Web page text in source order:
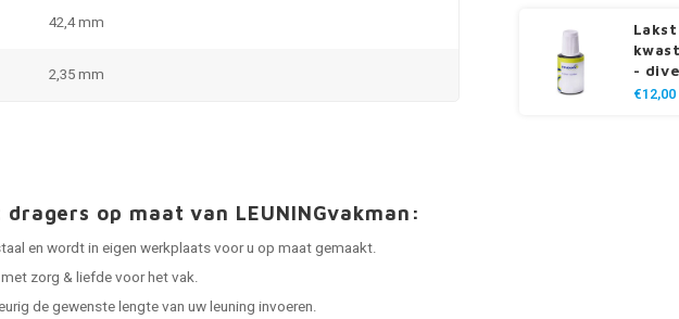
42,4 mm
2,35 mm
op maat van LEUNINGvakman:
en wordt in eigen werkplaats voor u op maat gemaakt.
zorg & liefde voor het vak.
de gewenste lengte van uw leuning invoeren.
-
€12,00